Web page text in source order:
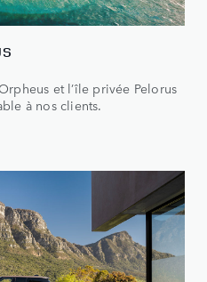
et l’île privée Pelorus
à nos clients.